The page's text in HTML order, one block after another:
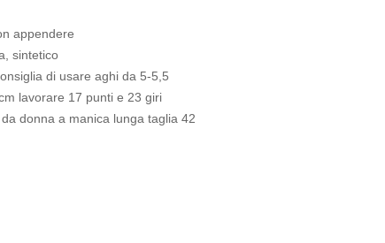
appendere
sintetico
di usare aghi da 5-5,5
lavorare 17 punti e 23 giri
donna a manica lunga taglia 42